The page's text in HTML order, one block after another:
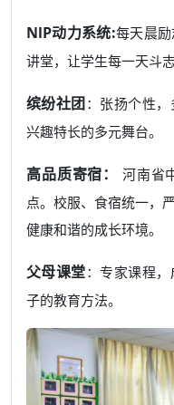
NlP动力系统:每天晨
讲堂，让学生每一天斗志
缤纷社团 ：张扬个性
兴趣特长的多元舞台。
高品质寄宿：
河南省
点。校服、食宿统一，
健康和谐的成长环境。
父母课堂：专家课程
子的教育方法。